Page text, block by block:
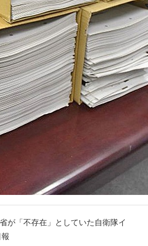
が「不存在」としていた自衛隊イ